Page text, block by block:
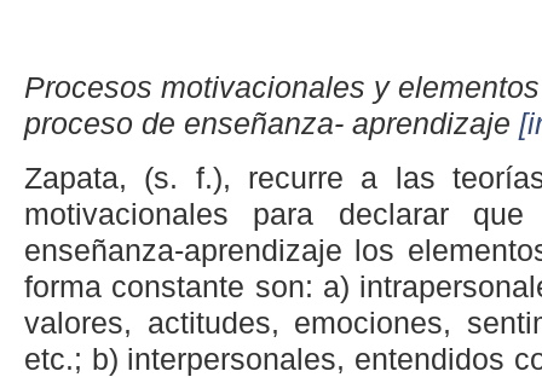
Procesos motivacionales y
proceso de enseñanza- aprendizaje
Zapata, (s. f.), recurre a las
motivacionales para declarar
enseñanza-aprendizaje los
forma constante son: a)
valores, actitudes, emociones,
etc.; b) interpersonales, entendidos